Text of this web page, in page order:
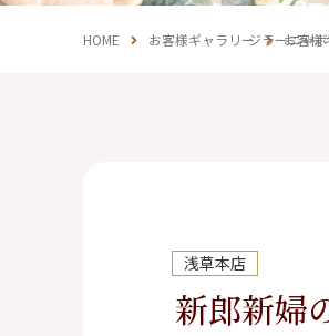
ジラーニャ
HOME お客様ギャラリー お客様
浅草本店
新郎新婦